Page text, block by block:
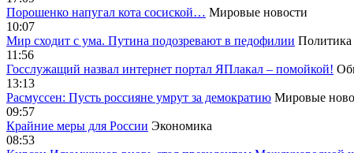
Порошенко напугал кота сосиской… Мировые новости
10:07
Мир сходит с ума. Путина подозревают в педофилии Политика
11:56
Госслужащий назвал интернет портал ЯПлакал – помойкой!
13:13
Расмуссен: Пусть россияне умрут за демократию Мировые
09:57
Крайние меры для России Экономика
08:53